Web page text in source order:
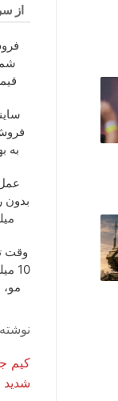
از
به
بدون
وقت
10
کیم